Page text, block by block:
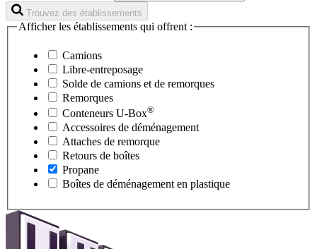
Trouvez des établissements
Afficher les établissements qui offrent :
Camions
Libre-entreposage
Solde de camions et de remorques
Remorques
Conteneurs U-Box®
Accessoires de déménagement
Attaches de remorque
Retours de boîtes
Propane
Boîtes de déménagement en plastique